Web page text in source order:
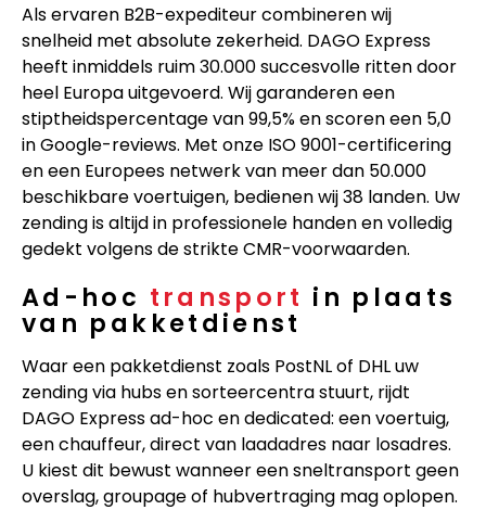
Als ervaren B2B-expediteur combineren wij
snelheid met absolute zekerheid. DAGO Express
heeft inmiddels ruim 30.000 succesvolle ritten door
heel Europa uitgevoerd. Wij garanderen een
stiptheidspercentage van 99,5% en scoren een 5,0
in Google-reviews. Met onze ISO 9001-certificering
en een Europees netwerk van meer dan 50.000
beschikbare voertuigen, bedienen wij 38 landen. Uw
zending is altijd in professionele handen en volledig
gedekt volgens de strikte CMR-voorwaarden.
Ad-hoc transport in plaats
van pakketdienst
Waar een pakketdienst zoals PostNL of DHL uw
zending via hubs en sorteercentra stuurt, rijdt
DAGO Express ad-hoc en dedicated: een voertuig,
een chauffeur, direct van laadadres naar losadres.
U kiest dit bewust wanneer een sneltransport geen
overslag, groupage of hubvertraging mag oplopen.